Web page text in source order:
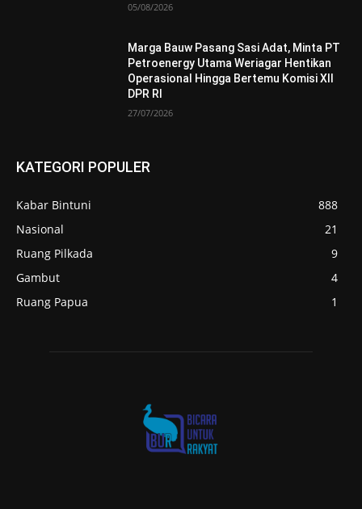
05/08/2026
Marga Bauw Pasang Sasi Adat, Minta PT
Petroenergy Utama Weriagar Hentikan
Operasional Hingga Bertemu Komisi XII
DPR RI
27/07/2026
KATEGORI POPULER
Kabar Bintuni
888
Nasional
21
Ruang Pilkada
9
Gambut
4
Ruang Papua
1